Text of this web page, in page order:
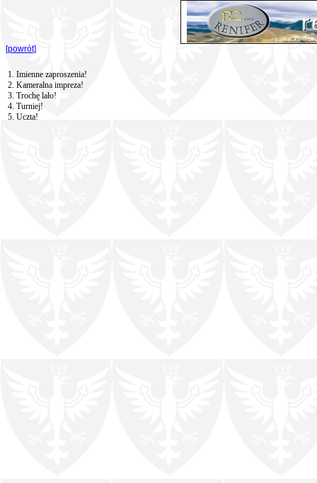
[powrót]
1. Imienne zaproszenia!
2. Kameralna impreza!
3. Trochę lało!
4. Turniej!
5. Uczta!